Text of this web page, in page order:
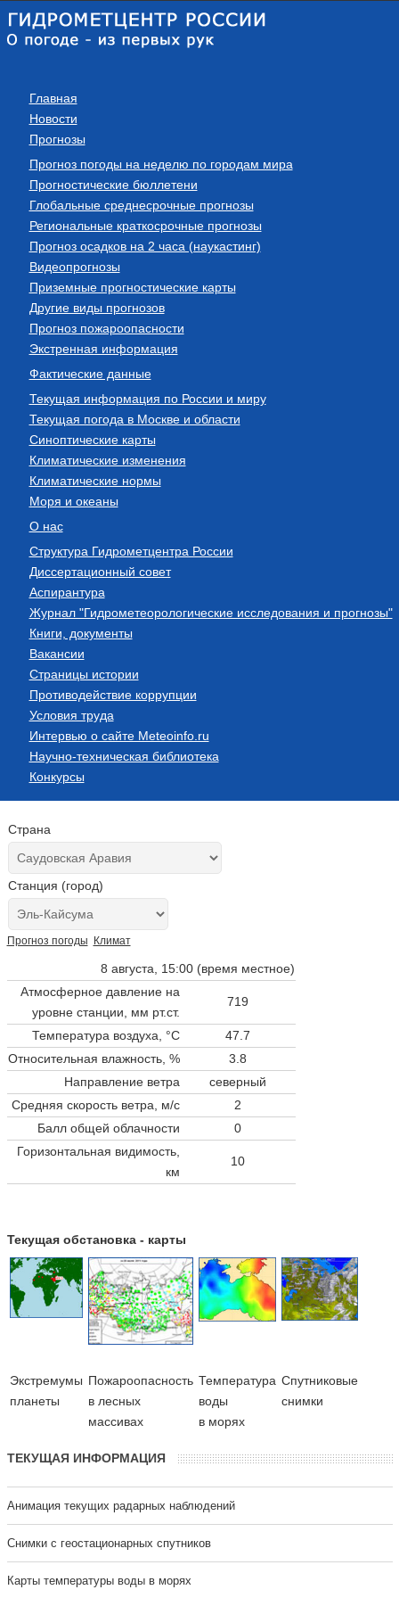
Главная
Новости
Прогнозы
Прогноз погоды на неделю по городам мира
Прогностические бюллетени
Глобальные среднесрочные прогнозы
Региональные краткосрочные прогнозы
Прогноз осадков на 2 часа (наукастинг)
Видеопрогнозы
Приземные прогностические карты
Другие виды прогнозов
Прогноз пожароопасности
Экстренная информация
Фактические данные
Текущая информация по России и миру
Текущая погода в Москве и области
Синоптические карты
Климатические изменения
Климатические нормы
Моря и океаны
О нас
Структура Гидрометцентра России
Диссертационный совет
Аспирантура
Журнал "Гидрометеорологические исследования и прогнозы"
Книги, документы
Вакансии
Страницы истории
Противодействие коррупции
Условия труда
Интервью о сайте Meteoinfo.ru
Научно-техническая библиотека
Конкурсы
Страна
Станция (город)
Прогноз погоды Климат
8 августа, 15:00 (время местное)
Атмосферное давление на
уровне станции, мм рт.ст.
719
Температура воздуха, °C
47.7
Относительная влажность, %
3.8
Направление ветра
северный
Средняя скорость ветра, м/с
2
Балл общей облачности
0
Горизонтальная видимость,
км
10
Текущая обстановка - карты
Экстремумы
планеты
Пожароопасность
в лесных
массивах
Температура
воды
в морях
Cпутниковые
снимки
ТЕКУЩАЯ ИНФОРМАЦИЯ
Анимация текущих радарных наблюдений
Cнимки с геостационарных спутников
Карты температуры воды в морях